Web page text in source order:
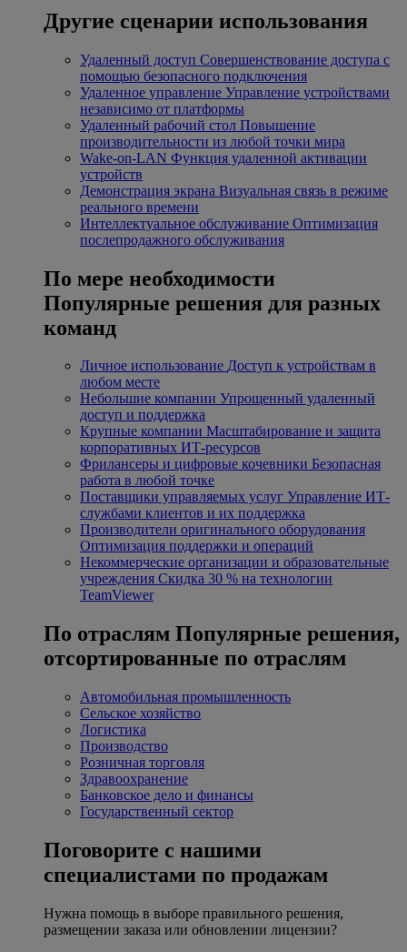
Другие сценарии использования
Удаленный доступ Совершенствование доступа с
помощью безопасного подключения
Удаленное управление Управление устройствами
независимо от платформы
Удаленный рабочий стол Повышение
производительности из любой точки мира
Wake-on-LAN Функция удаленной активации
устройств
Демонстрация экрана Визуальная связь в режиме
реального времени
Интеллектуальное обслуживание Оптимизация
послепродажного обслуживания
По мере необходимости
Популярные решения для разных
команд
Личное использование Доступ к устройствам в
любом месте
Небольшие компании Упрощенный удаленный
доступ и поддержка
Крупные компании Масштабирование и защита
корпоративных ИТ-ресурсов
Фрилансеры и цифровые кочевники Безопасная
работа в любой точке
Поставщики управляемых услуг Управление ИТ-
службами клиентов и их поддержка
Производители оригинального оборудования
Оптимизация поддержки и операций
Некоммерческие организации и образовательные
учреждения Скидка 30 % на технологии
TeamViewer
По отраслям Популярные решения,
отсортированные по отраслям
Автомобильная промышленность
Сельское хозяйство
Логистика
Производство
Розничная торговля
Здравоохранение
Банковское дело и финансы
Государственный сектор
Поговорите с нашими
специалистами по продажам
Нужна помощь в выборе правильного решения,
размещении заказа или обновлении лицензии?